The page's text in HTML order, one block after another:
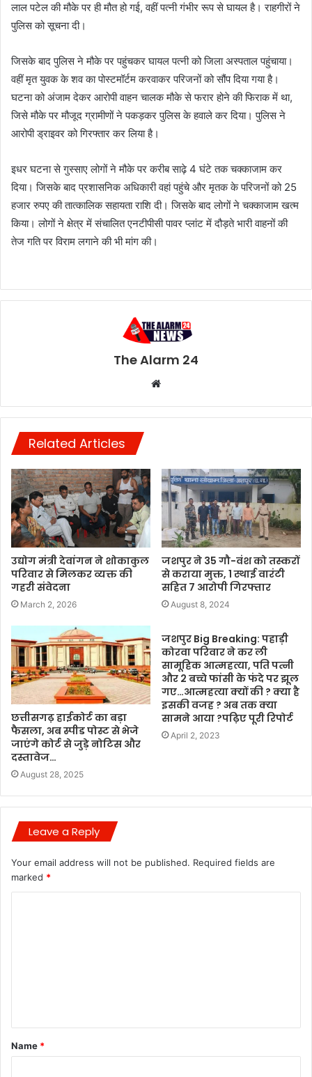
लाल पटेल की मौके पर ही मौत हो गई, वहीं पत्नी गंभीर रूप से घायल है। राहगीरों ने
पुलिस को सूचना दी।
जिसके बाद पुलिस ने मौके पर पहुंचकर घायल पत्नी को जिला अस्पताल पहुंचाया।
वहीं मृत युवक के शव का पोस्टमॉर्टम करवाकर परिजनों को सौंप दिया गया है।
घटना को अंजाम देकर आरोपी वाहन चालक मौके से फरार होने की फिराक में था,
जिसे मौके पर मौजूद ग्रामीणों ने पकड़कर पुलिस के हवाले कर दिया। पुलिस ने
आरोपी ड्राइवर को गिरफ्तार कर लिया है।
इधर घटना से गुस्साए लोगों ने मौके पर करीब साढ़े 4 घंटे तक चक्काजाम कर
दिया। जिसके बाद प्रशासनिक अधिकारी वहां पहुंचे और मृतक के परिजनों को 25
हजार रुपए की तात्कालिक सहायता राशि दी। जिसके बाद लोगों ने चक्काजाम खत्म
किया। लोगों ने क्षेत्र में संचालित एनटीपीसी पावर प्लांट में दौड़ते भारी वाहनों की
तेज गति पर विराम लगाने की भी मांग की।
The Alarm 24
Website
Related Articles
उद्योग मंत्री देवांगन ने शोकाकुल
परिवार से मिलकर व्यक्त की
गहरी संवेदना
March 2, 2026
जशपुर ने 35 गौ-वंश को तस्करों
से कराया मुक्त, 1 स्थाई वारंटी
सहित 7 आरोपी गिरफ्तार
August 8, 2024
छत्तीसगढ़ हाईकोर्ट का बड़ा
फैसला, अब स्पीड पोस्ट से भेजे
जाएंगे कोर्ट से जुड़े नोटिस और
दस्तावेज…
August 28, 2025
जशपुर Big Breaking: पहाड़ी
कोरवा परिवार ने कर ली
सामूहिक आत्महत्या, पति पत्नी
और 2 बच्चे फांसी के फंदे पर झूल
गए…आत्महत्या क्यों की ? क्या है
इसकी वजह ? अब तक क्या
सामने आया ?पढ़िए पूरी रिपोर्ट
April 2, 2023
Leave a Reply
Your email address will not be published. Required fields are
marked *
t
*
Name *